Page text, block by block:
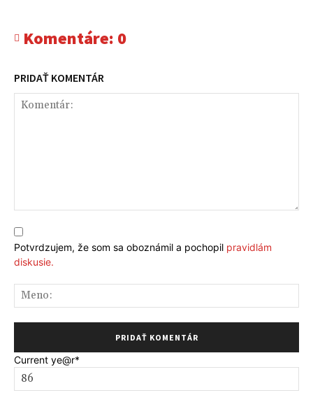
Komentáre: 0
PRIDAŤ KOMENTÁR
Potvrdzujem, že som sa oboznámil a pochopil pravidlám
diskusie.
Current ye@r*